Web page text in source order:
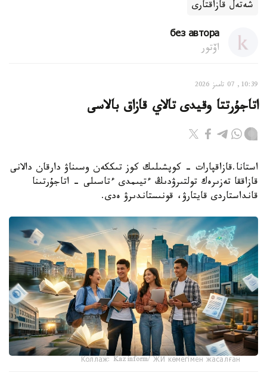
شەتەل قازاقتارى
без автора
اۆتور
10:39, 07 تامىز 2026
اتاجۇرتتا وقيدى تالاي قازاق بالاسى
استانا.قازاقپارات - كوپشىلىك كوز تىككەن وسىناۋ دارقان دالانى
قازاققا تەزىرەك تولتىرۋدىڭ ءتيىمدى ءتاسىلى - اتاجۇرتىنا
قانداستاردى قايتارۋ، قونىستاندىرۋ ەدى.
Коллаж: Kazinform/ ЖИ көмегімен жасалған